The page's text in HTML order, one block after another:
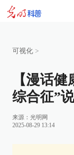
可视化 >
【漫话
综合征”
来源：光明网
2025-08-29 13:14